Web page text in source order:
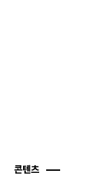
콘텐츠